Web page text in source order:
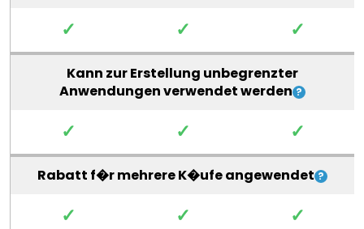
✓ ✓ ✓
Kann zur Erstellung unbegrenzter
Anwendungen verwendet werden
✓ ✓ ✓
Rabatt f�r mehrere K�ufe angewendet
✓ ✓ ✓